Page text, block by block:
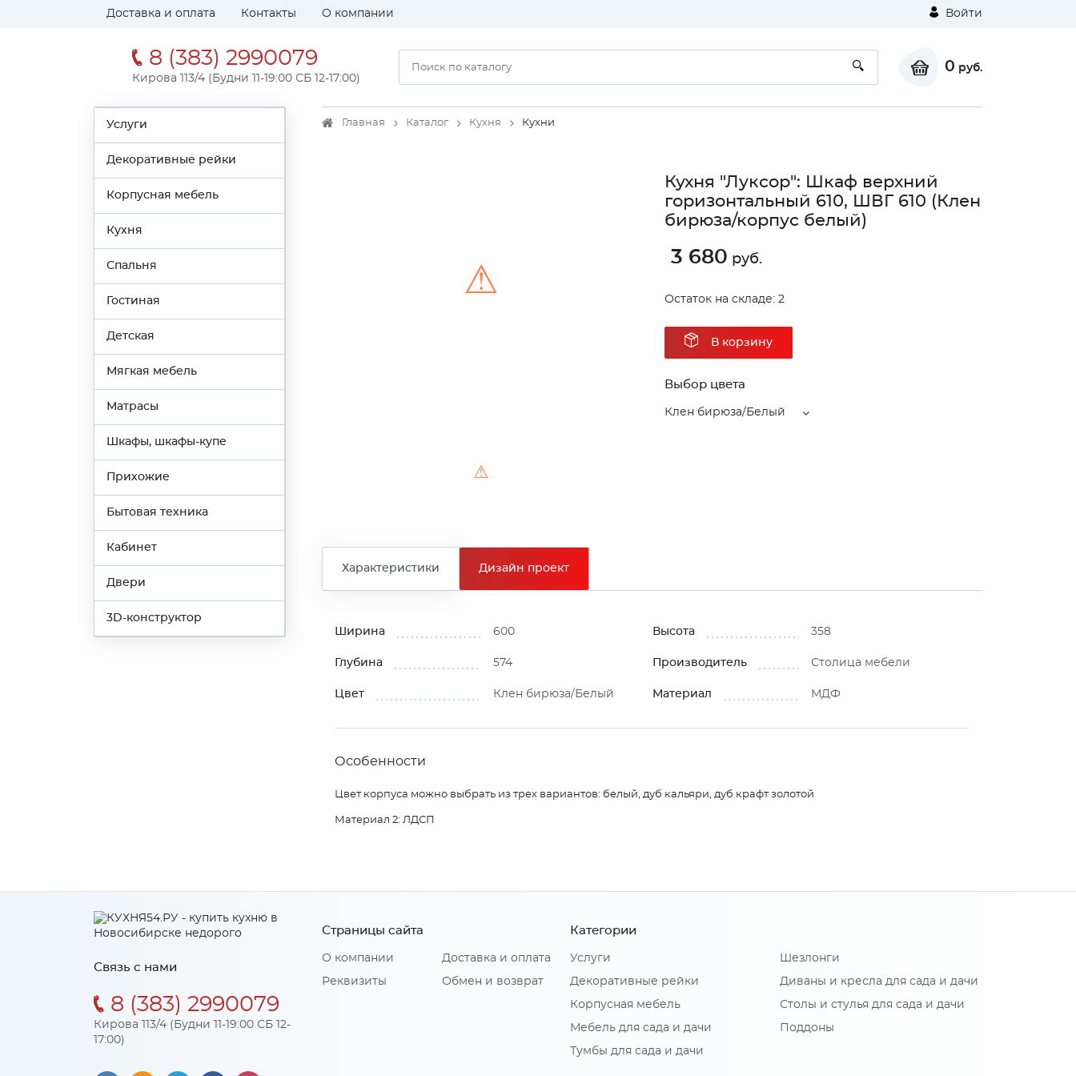
Доставка и оплата Контакты О компании Войти
8 (383) 2990079
Кирова 113/4 (Будни 11-19:00 СБ 12-17:00)
0 руб.
Услуги
Декоративные рейки
Корпусная мебель
Кухня
Спальня
Гостиная
Детская
Мягкая мебель
Матрасы
Шкафы, шкафы-купе
Прихожие
Бытовая техника
Кабинет
Двери
3D-конструктор
Главная Каталог Кухня Кухни
⚠
⚠
Кухня "Луксор": Шкаф верхний
горизонтальный 610, ШВГ 610 (Клен
бирюза/корпус белый)
3 680 руб.
Остаток на складе: 2
В корзину
Выбор цвета
Клен бирюза/Белый
Характеристики Дизайн проект
Ширина 600 Высота 358
Глубина 574 Производитель Столица мебели
Цвет Клен бирюза/Белый Материал МДФ
Особенности
Цвет корпуса можно выбрать из трех вариантов: белый, дуб кальяри, дуб крафт золотой
Материал 2: ЛДСП
Связь с нами
8 (383) 2990079
Кирова 113/4 (Будни 11-19:00 СБ 12-
17:00)
Страницы сайта
О компании
Реквизиты
Доставка и оплата
Обмен и возврат
Категории
Услуги
Декоративные рейки
Корпусная мебель
Мебель для сада и дачи
Тумбы для сада и дачи
Шезлонги
Диваны и кресла для сада и дачи
Столы и стулья для сада и дачи
Поддоны